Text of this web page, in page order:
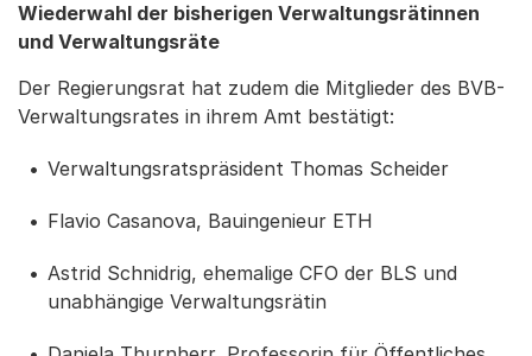
Wiederwahl der bisherigen Verwaltungsrätinnen
und Verwaltungsräte
Der Regierungsrat hat zudem die Mitglieder des BVB-
Verwaltungsrates in ihrem Amt bestätigt:
Verwaltungsratspräsident Thomas Scheider
Flavio Casanova, Bauingenieur ETH
Astrid Schnidrig, ehemalige CFO der BLS und
unabhängige Verwaltungsrätin